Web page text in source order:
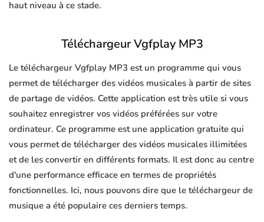
haut niveau à ce stade.
Téléchargeur Vgfplay MP3
Le téléchargeur Vgfplay MP3 est un programme qui vous
permet de télécharger des vidéos musicales à partir de sites
de partage de vidéos. Cette application est très utile si vous
souhaitez enregistrer vos vidéos préférées sur votre
ordinateur. Ce programme est une application gratuite qui
vous permet de télécharger des vidéos musicales illimitées
et de les convertir en différents formats. Il est donc au centre
d'une performance efficace en termes de propriétés
fonctionnelles. Ici, nous pouvons dire que le téléchargeur de
musique a été populaire ces derniers temps.